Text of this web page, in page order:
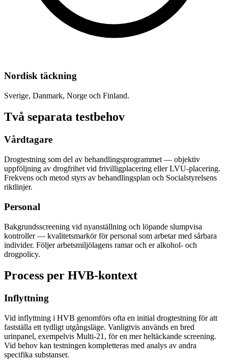
Nordisk täckning
Sverige, Danmark, Norge och Finland.
Två separata testbehov
Vårdtagare
Drogtestning som del av behandlingsprogrammet — objektiv
uppföljning av drogfrihet vid frivilligplacering eller LVU-placering.
Frekvens och metod styrs av behandlingsplan och Socialstyrelsens
riktlinjer.
Personal
Bakgrundsscreening vid nyanställning och löpande slumpvisa
kontroller — kvalitetsmarkör för personal som arbetar med sårbara
individer. Följer arbetsmiljölagens ramar och er alkohol- och
drogpolicy.
Process per HVB-kontext
Inflyttning
Vid inflyttning i HVB genomförs ofta en initial drogtestning för att
fastställa ett tydligt utgångsläge. Vanligtvis används en bred
urinpanel, exempelvis Multi-21, för en mer heltäckande screening.
Vid behov kan testningen kompletteras med analys av andra
specifika substanser.